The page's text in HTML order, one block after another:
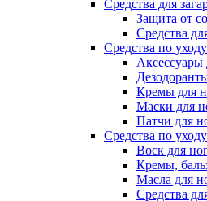
Средства для
Защита от
Средства
Средства по
Аксессуары
Кремы для
Маски для
Патчи для
Средства по
Воск для
Кремы,
Масла для
Средства